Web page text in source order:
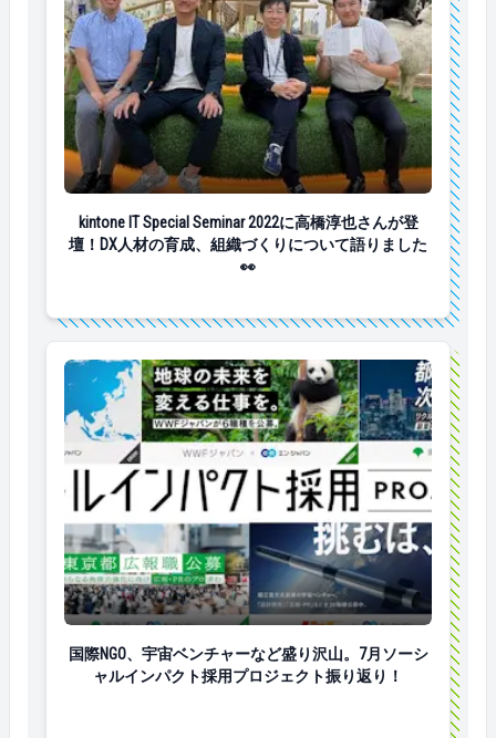
kintone IT Special Seminar 2022に高橋淳也さんが登
kintone IT Special Seminar 2022に高橋淳也さんが登
壇！DX人材の育成、組織づくりについて語りました
👀
国際NGO、宇宙ベンチャーなど盛り沢山。7月ソー
国際NGO、宇宙ベンチャーなど盛り沢山。7月ソーシ
ャルインパクト採用プロジェクト振り返り！